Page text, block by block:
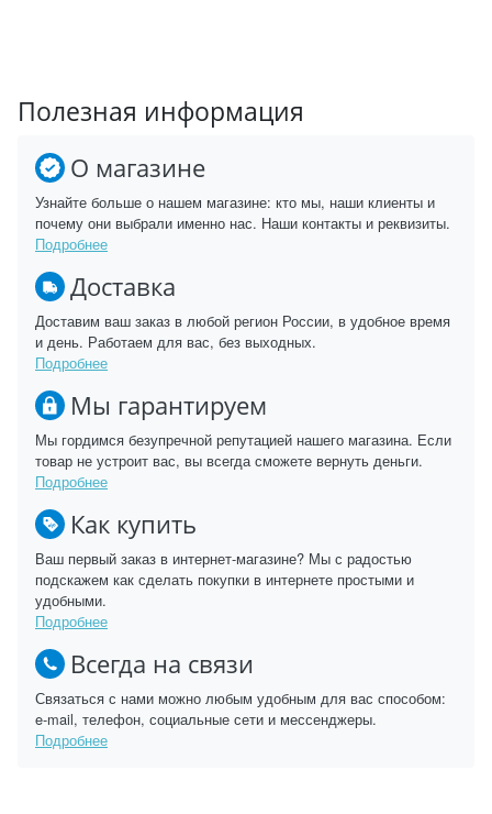
Полезная информация
О магазине
Узнайте больше о нашем магазине: кто мы, наши клиенты и
почему они выбрали именно нас. Наши контакты и реквизиты.
Подробнее
Доставка
Доставим ваш заказ в любой регион России, в удобное время
и день. Работаем для вас, без выходных.
Подробнее
Мы гарантируем
Мы гордимся безупречной репутацией нашего магазина. Если
товар не устроит вас, вы всегда сможете вернуть деньги.
Подробнее
Как купить
Ваш первый заказ в интернет-магазине? Мы с радостью
подскажем как сделать покупки в интернете простыми и
удобными.
Подробнее
Всегда на связи
Связаться с нами можно любым удобным для вас способом:
e-mail, телефон, социальные сети и мессенджеры.
Подробнее